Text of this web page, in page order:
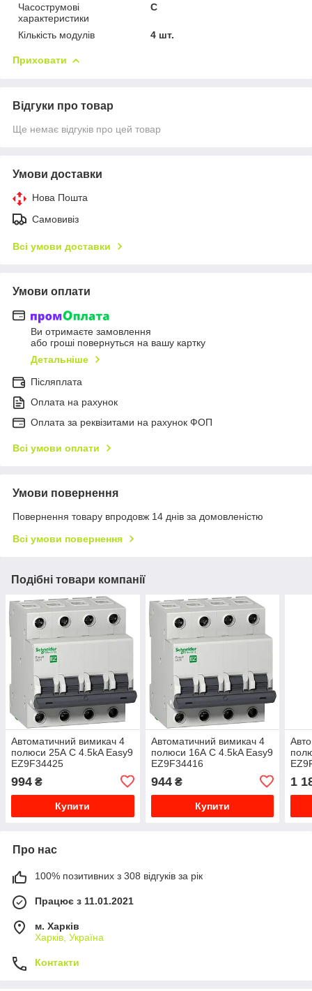
Часострумові
характеристики
C
Кількість модулів 4 шт.
Приховати
Відгуки про товар
Ще немає відгуків про цей товар
Умови доставки
Нова Пошта
Самовивіз
Всі умови доставки
Умови оплати
Ви отримаєте замовлення
або гроші повернуться на вашу картку
Детальніше
Післяплата
Оплата на рахунок
Оплата за реквізитами на рахунок ФОП
Всі умови оплати
Умови повернення
Повернення товару впродовж 14 днів за домовленістю
Всі умови повернення
Подібні товари компанії
Автоматичний вимикач 4
полюси 25А C 4.5kA Easy9
EZ9F34425
994 ₴
Купити
Автоматичний вимикач 4
полюси 16А C 4.5kA Easy9
EZ9F34416
944₴
Купити
1
Про нас
100% позитивних з 308 відгуків за рік
Працює з 11.01.2021
м. Харків
Харків, Україна
Контакти